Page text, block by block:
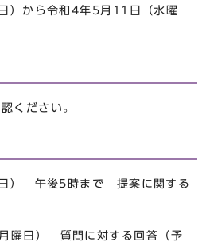
）から令和4年5月11日（水曜
ください。
） 午後5時まで 提案に関する
質問に対する回答（予